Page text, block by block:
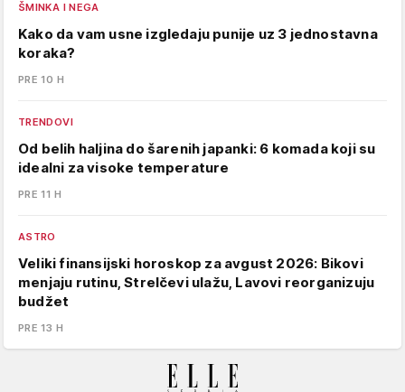
ŠMINKA I NEGA
Kako da vam usne izgledaju punije uz 3 jednostavna
koraka?
PRE 10 H
TRENDOVI
Od belih haljina do šarenih japanki: 6 komada koji su
idealni za visoke temperature
PRE 11 H
ASTRO
Veliki finansijski horoskop za avgust 2026: Bikovi
menjaju rutinu, Strelčevi ulažu, Lavovi reorganizuju
budžet
PRE 13 H